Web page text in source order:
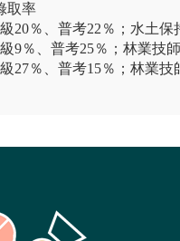
取率
20％、普考22％；水土保
9％、普考25％；林業技
27％、普考15％；林業技